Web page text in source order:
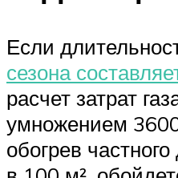
Если
сезона
расчет затрат
умножением
обогрев